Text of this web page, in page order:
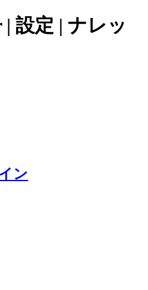
設定 | ナレッ
ン